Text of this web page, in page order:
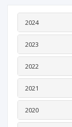
2024
2023
2022
2021
2020